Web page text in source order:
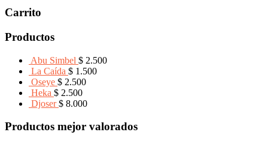
Carrito
Productos
Abu Simbel $ 2.500
La Caída $ 1.500
Oseye $ 2.500
Heka $ 2.500
Djoser $ 8.000
Productos mejor valorados